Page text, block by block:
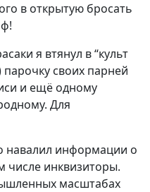
в открытую бросать
я втянул в “культ
парочку своих парней
и ещё одному
Для
навалил информации о
числе инквизиторы.
масштабах